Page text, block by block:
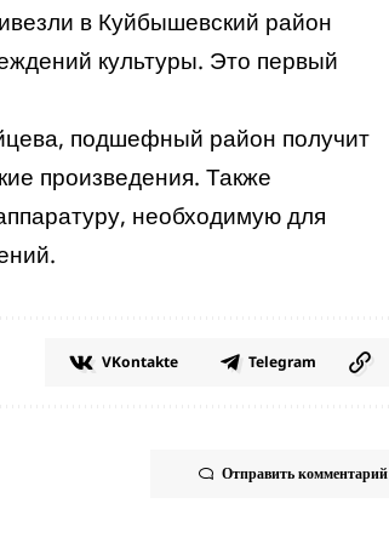
в Куйбышевский район
культуры. Это первый
подшефный район получит
произведения. Также
необходимую для
VKontakte Telegram
Отправить комментарий